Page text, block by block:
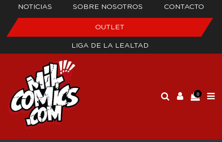
NOTICIAS SOBRE NOSOTROS CONTACTO
OUTLET
LIGA DE LA LEALTAD
0